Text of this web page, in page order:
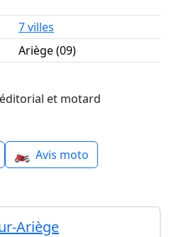
7 villes
Ariège (09)
et motard
🏍️ Avis moto
Ariège